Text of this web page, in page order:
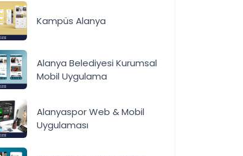
Kampüs Alanya
Alanya Belediyesi Kurumsal
Mobil Uygulama
Alanyaspor Web & Mobil
Uygulaması